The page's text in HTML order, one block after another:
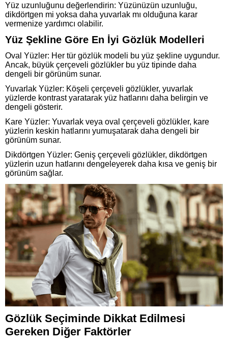
Yüz uzunluğunu değerlendirin: Yüzünüzün uzunluğu,
dikdörtgen mi yoksa daha yuvarlak mı olduğuna karar
vermenize yardımcı olabilir.
Yüz Şekline Göre En İyi Gözlük Modelleri
Oval Yüzler: Her tür gözlük modeli bu yüz şekline uygundur.
Ancak, büyük çerçeveli gözlükler bu yüz tipinde daha
dengeli bir görünüm sunar.
Yuvarlak Yüzler: Köşeli çerçeveli gözlükler, yuvarlak
yüzlerde kontrast yaratarak yüz hatlarını daha belirgin ve
dengeli gösterir.
Kare Yüzler: Yuvarlak veya oval çerçeveli gözlükler, kare
yüzlerin keskin hatlarını yumuşatarak daha dengeli bir
görünüm sunar.
Dikdörtgen Yüzler: Geniş çerçeveli gözlükler, dikdörtgen
yüzlerin uzun hatlarını dengeleyerek daha kısa ve geniş bir
görünüm sağlar.
Gözlük Seçiminde Dikkat Edilmesi
Gereken Diğer Faktörler